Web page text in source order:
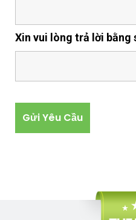
Xin vui lòng trả lời bằng